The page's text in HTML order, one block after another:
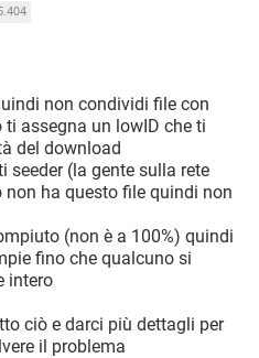
non condividi file con
assegna un lowID che ti
del download
seeder (la gente sulla rete
ha questo file quindi non
(non è a 100%) quindi
fino che qualcuno si
intero
ciò e darci più dettagli per
il problema